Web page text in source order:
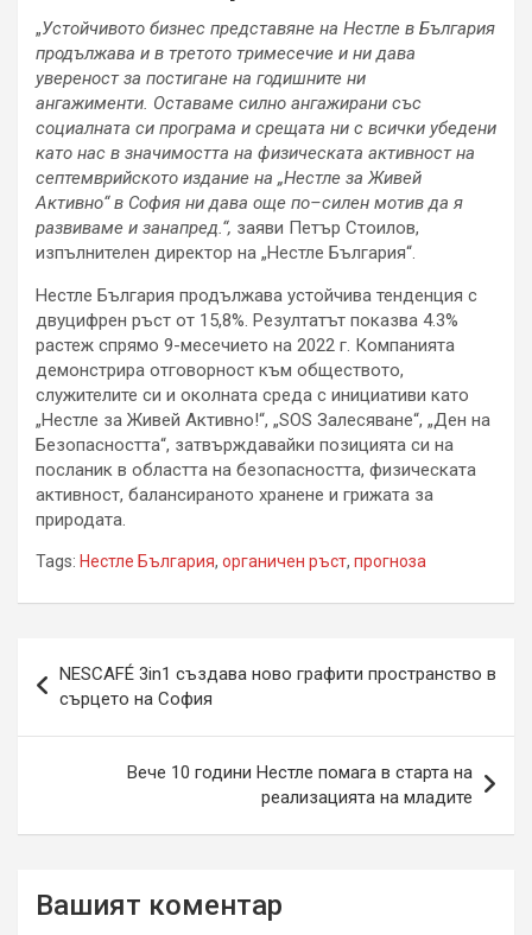
„Устойчивото бизнес представяне на Нестле в България
продължава и в третото тримесечие и ни дава
увереност за постигане на годишните ни
ангажименти. Оставаме силно ангажирани със
социалната си програма и срещата ни с всички убедени
като нас в значимостта на физическата активност на
септемврийското издание на „Нестле за Живей
Активно“в София ни дава още по–силен мотив да я
развиваме и занапред.“, заяви Петър Стоилов,
изпълнителен директор на „Нестле България“.
Нестле България продължава устойчива тенденция с
двуцифрен ръст от 15,8%. Резултатът показва 4.3%
растеж спрямо 9-месечието на 2022 г. Компанията
демонстрира отговорност към обществото,
служителите си и околната среда с инициативи като
„Нестле за Живей Активно!“, „SOS Залесяване“, „Ден на
Безопасността“, затвърждавайки позицията си на
посланик в областта на безопасността, физическата
активност, балансираното хранене и грижата за
природата.
Tags: Нестле България, органичен ръст, прогноза
Навигация
NESCAFÉ 3in1 създава ново графити пространство в
сърцето на София
Вече 10 години Нестле помага в старта на
реализацията на младите
Вашият коментар